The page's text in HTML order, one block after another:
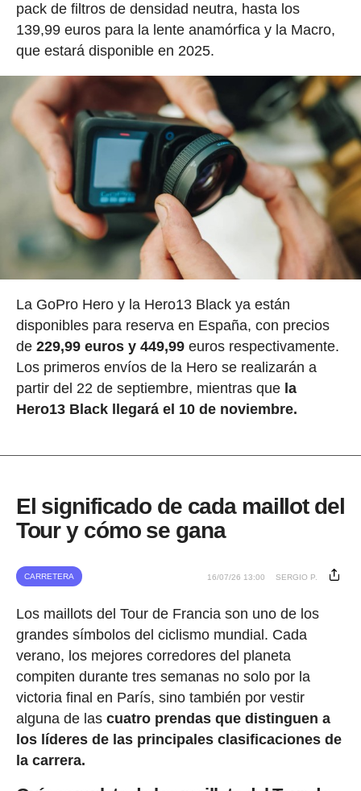
pack de filtros de densidad neutra, hasta los
139,99 euros para la lente anamórfica y la Macro,
que estará disponible en 2025.
La GoPro Hero y la Hero13 Black ya están
disponibles para reserva en España, con precios
de 229,99 euros y 449,99euros respectivamente.
Los primeros envíos de la Hero se realizarán a
partir del 22 de septiembre, mientras que la
Hero13 Black llegará el 10 de noviembre.
El significado de cada maillot del
Tour y cómo se gana
CARRETERA 16/07/26 13:00 SERGIO P.
Los maillots del Tour de Francia son uno de los
grandes símbolos del ciclismo mundial. Cada
verano, los mejores corredores del planeta
compiten durante tres semanas no solo por la
victoria final en París, sino también por vestir
alguna de las cuatro prendas que distinguen a
los líderes de las principales clasificaciones de
la carrera.